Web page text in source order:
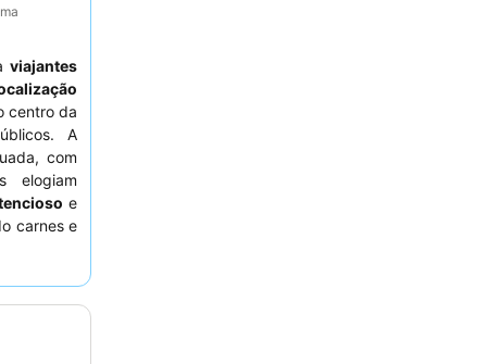
viajantes
centro da
A
com
elogiam
e
carnes e
quarto